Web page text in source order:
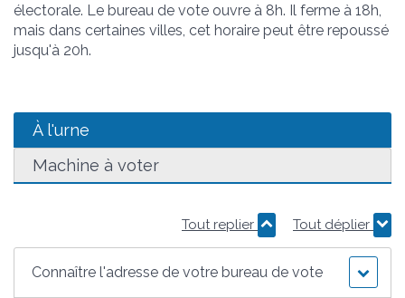
électorale. Le bureau de vote ouvre à 8h. Il ferme à 18h,
mais dans certaines villes, cet horaire peut être repoussé
jusqu'à 20h.
À l'urne
Machine à voter
Tout replier Tout déplier
Connaître l'adresse de votre bureau de vote